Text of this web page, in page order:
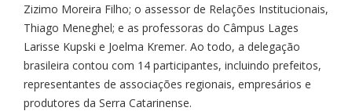
Zizimo Moreira Filho; o assessor de Relações Institucionais,
Thiago Meneghel; e as professoras do Câmpus Lages
Larisse Kupski e Joelma Kremer. Ao todo, a delegação
brasileira contou com 14 participantes, incluindo prefeitos,
representantes de associações regionais, empresários e
produtores da Serra Catarinense.